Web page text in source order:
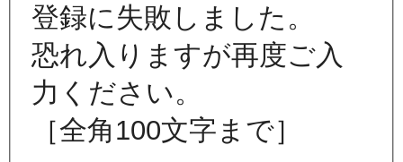
登録に失敗しました。
恐れ入りますが再度ご入
力ください。
［全角100文字まで］